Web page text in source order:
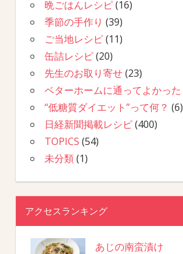
晩ごはんレシピ(16)
季節の手作り (39)
ご当地レシピ(11)
缶詰レシピ(20)
先生のお取り寄せ(23)
ベターホームに通ってよかった
“低糖質ダイエット”って何？ (6)
日経新聞掲載レシピ(400)
TOPICS (54)
未分類(1)
アクセスランキング
あじの南蛮漬け